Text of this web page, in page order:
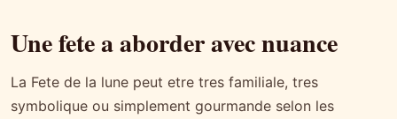
Une fete a aborder avec nuance
La Fete de la lune peut etre tres familiale, tres
symbolique ou simplement gourmande selon les